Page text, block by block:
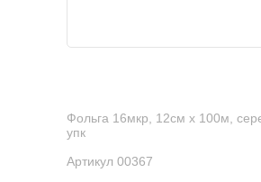
Фольга 16мкр, 12см х 100м,
упк
Артикул 00367